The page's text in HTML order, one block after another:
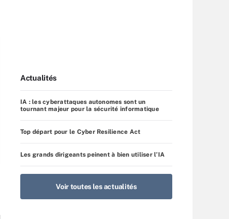
Actualités
IA : les cyberattaques autonomes sont un
tournant majeur pour la sécurité informatique
Top départ pour le Cyber Resilience Act
Les grands dirigeants peinent à bien utiliser l’IA
Voir toutes les actualités